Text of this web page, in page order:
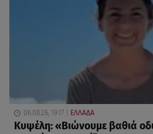
06.08.26, 19:17 ΕΛΛΑΔΑ
Κυψέλη: «Βιώνουμε βαθιά